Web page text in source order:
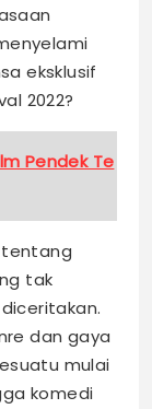
eksklusif
2022?
Pendek Te
tentang
tak
dan gaya
mulai
komedi